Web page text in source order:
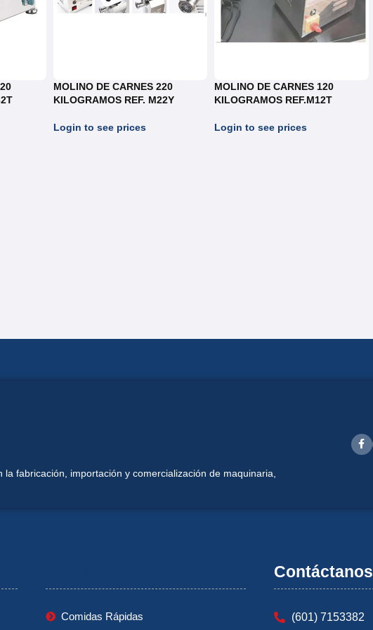
MOLINO DE CARNES 220
KILOGRAMOS REF. M22Y
Login to see prices
MOLINO DE CARNES 120
KILOGRAMOS REF.M12T
Login to see prices
la fabricación, importación y comercialización de maquinaria,
Comidas Rápidas
Contáctanos
(601) 7153382